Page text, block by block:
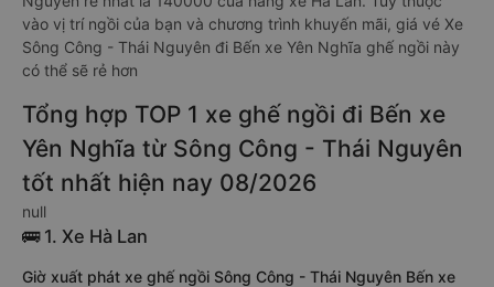
vào vị trí ngồi của bạn và chương trình khuyến mãi, giá vé Xe
Sông Công - Thái Nguyên đi Bến xe Yên Nghĩa ghế ngồi này
có thể sẽ rẻ hơn
Tổng hợp TOP 1 xe ghế ngồi đi Bến xe
Yên Nghĩa từ Sông Công - Thái Nguyên
tốt nhất hiện nay 08/2026
null
🚌 1. Xe Hà Lan
Giờ xuất phát xe ghế ngồi Sông Công - Thái Nguyên Bến xe